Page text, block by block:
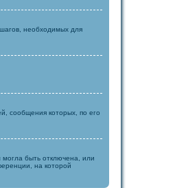
необходимых для
сообщения которых, по его
могла быть отключена, или
на которой